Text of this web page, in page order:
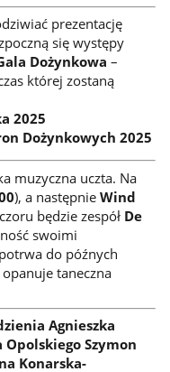
prezentację
się występy
Dożynkowa –
której zostaną
2025
Dożynkowych 2025
muzyczna uczta. Na
), a następnie Wind
będzie zespół De
swoimi
do późnych
taneczna
Agnieszka
Szymon
Konarska-